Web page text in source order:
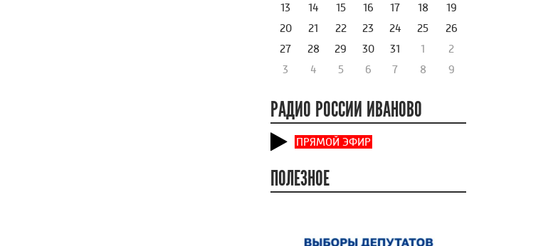
13
14 15 16 17 18
19
20
21 22 23 24 25
26
27
28 29 30 31 1
2
3
4 5 6 7 8 9
РАДИО РОССИИ ИВАНОВО
ПРЯМОЙ ЭФИР
ПОЛЕЗНОЕ